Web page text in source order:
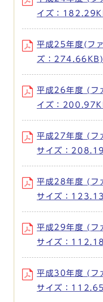
イズ：
平成25年度(フ
ズ：274.66KB)
平成26年度 (フ
イズ：
平成27年度 (
サイズ：
平成28年度 (
サイズ：
平成29年度 (
サイズ：
平成30年度 (
サイズ：